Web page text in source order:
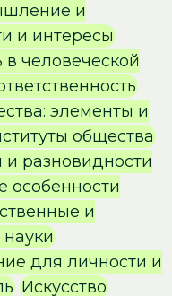
и
и интересы
человеческой
элементы и
общества
разновидности
особенности
и
для личности и
Искусство